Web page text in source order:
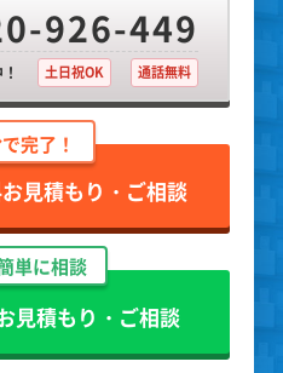
926-449
土日祝OK 通話無料
で完了！
見積もり・ご相談
単に相談
見積もり・ご相談